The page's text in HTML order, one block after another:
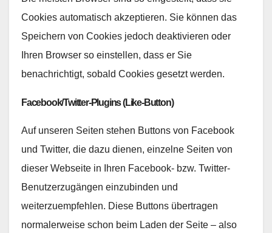
Cookies automatisch akzeptieren. Sie können das
Speichern von Cookies jedoch deaktivieren oder
Ihren Browser so einstellen, dass er Sie
benachrichtigt, sobald Cookies gesetzt werden.
Facebook/Twitter-Plugins (Like-Button)
Auf unseren Seiten stehen Buttons von Facebook
und Twitter, die dazu dienen, einzelne Seiten von
dieser Webseite in Ihren Facebook- bzw. Twitter-
Benutzerzugängen einzubinden und
weiterzuempfehlen. Diese Buttons übertragen
normalerweise schon beim Laden der Seite – also